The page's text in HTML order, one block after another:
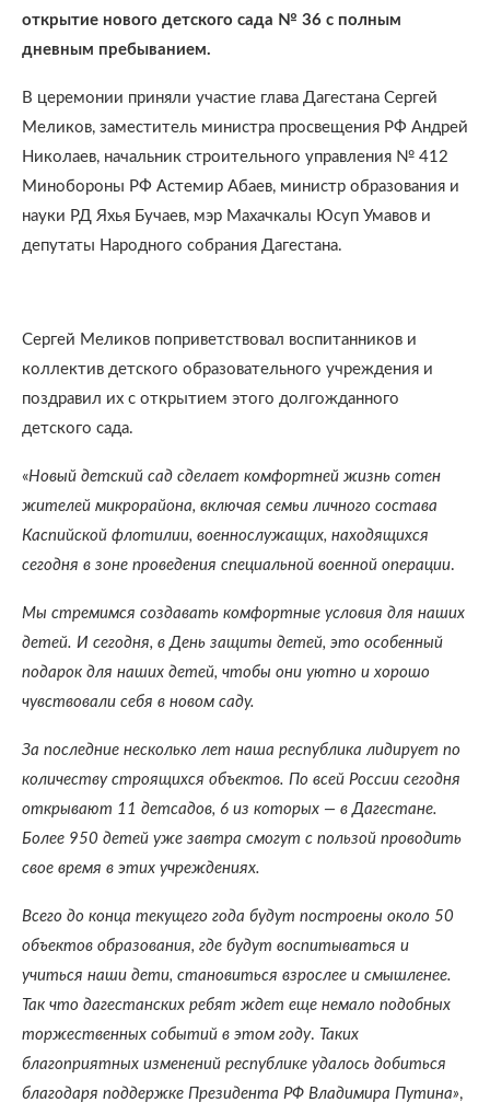
открытие нового детского сада № 36 с полным
дневным пребыванием.
В церемонии приняли участие глава Дагестана Сергей
Меликов, заместитель министра просвещения РФ Андрей
Николаев, начальник строительного управления № 412
Минобороны РФ Астемир Абаев, министр образования и
науки РД Яхья Бучаев, мэр Махачкалы Юсуп Умавов и
депутаты Народного собрания Дагестана.
Сергей Меликов поприветствовал воспитанников и
коллектив детского образовательного учреждения и
поздравил их с открытием этого долгожданного
детского сада.
«Новый детский сад сделает комфортней жизнь сотен
жителей микрорайона, включая семьи личного состава
Каспийской флотилии, военнослужащих, находящихся
сегодня в зоне проведения специальной военной операции.
Мы стремимся создавать комфортные условия для наших
детей. И сегодня, в День защиты детей, это особенный
подарок для наших детей, чтобы они уютно и хорошо
чувствовали себя в новом саду.
За последние несколько лет наша республика лидирует по
количеству строящихся объектов. По всей России сегодня
открывают 11 детсадов, 6 из которых — в Дагестане.
Более 950 детей уже завтра смогут с пользой проводить
свое время в этих учреждениях.
Всего до конца текущего года будут построены около 50
объектов образования, где будут воспитываться и
учиться наши дети, становиться взрослее и смышленее.
Так что дагестанских ребят ждет еще немало подобных
торжественных событий в этом году. Таких
благоприятных изменений республике удалось добиться
благодаря поддержке Президента РФ Владимира Путина»,